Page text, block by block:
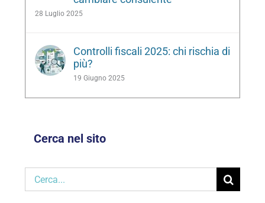
28 Luglio 2025
Controlli fiscali 2025: chi rischia di
più?
19 Giugno 2025
Cerca nel sito
Cerca